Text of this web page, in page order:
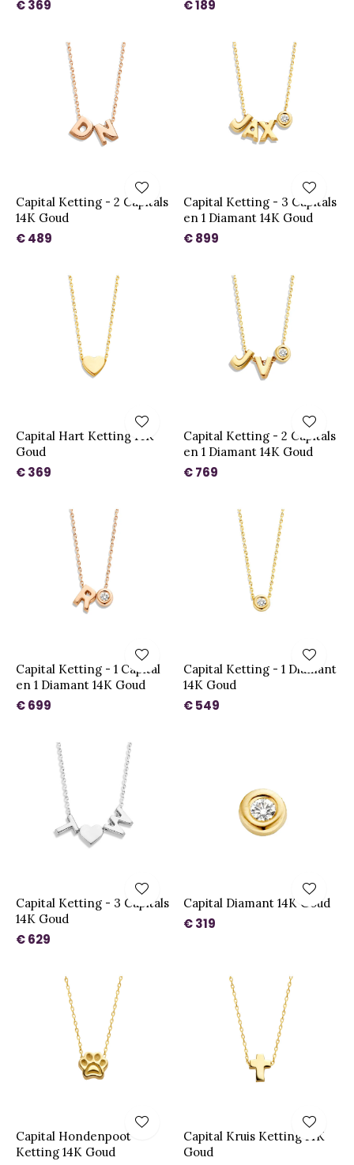
€ 369 € 189
Capital Ketting - 2 Capitals
14K Goud
€ 489
Capital Ketting - 3 Capitals
en 1 Diamant 14K Goud
€ 899
Capital Hart Ketting 14K
Goud
€ 369
Capital Ketting - 2 Capitals
en 1 Diamant 14K Goud
€ 769
Capital Ketting - 1 Capital
en 1 Diamant 14K Goud
€ 699
Capital Ketting - 1 Diamant
14K Goud
€ 549
Capital Ketting - 3 Capitals
14K Goud
€ 629
Capital Diamant 14K Goud
€ 319
Capital Hondenpoot
Ketting 14K Goud
Capital Kruis Ketting 14K
Goud